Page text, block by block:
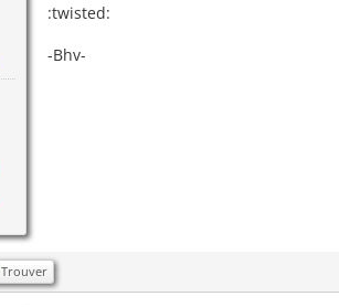
:twisted:
-Bhv-
Trouver